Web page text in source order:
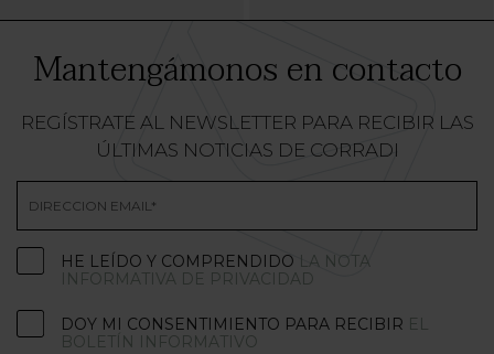
Mantengámonos en contacto
REGÍSTRATE AL NEWSLETTER PARA RECIBIR LAS
ÚLTIMAS NOTICIAS DE CORRADI
HE LEÍDO Y COMPRENDIDO LA NOTA
INFORMATIVA DE PRIVACIDAD
DOY MI CONSENTIMIENTO PARA RECIBIR EL
BOLETÍN INFORMATIVO